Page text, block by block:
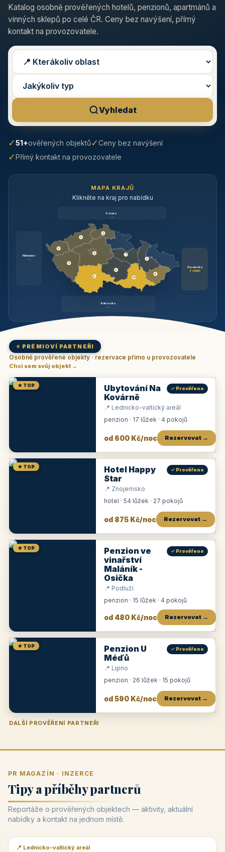
Katalog osobně prověřených hotelů, penzionů, apartmánů a
vinných sklepů po celé ČR. Ceny bez navýšení, přímý
kontakt na provozovatele.
Vyhledat
✓51+ověřených objektů✓Ceny bez navýšení
✓Přímý kontakt na provozovatele
MAPA KRAJŮ
Klikněte na kraj pro nabídku
Polsko
brzy
Německo
brzy
Slovensko
6 objektů
Rakousko
brzy
3
9
3
3
3
3
1
2
11
1
6
⭐ PRÉMIOVÍ PARTNEŘI
Osobně prověřené objekty · rezervace přímo u provozovatele
Chci sem svůj objekt →
★ TOP
Ubytování Na
Kovárně
✓ Prověřeno
📍 Lednicko-valtický areál
penzion · 17 lůžek · 4 pokojů
od 600 Kč/noc Rezervovat →
★ TOP
Hotel Happy
Star
✓ Prověřeno
📍 Znojemsko
hotel · 54 lůžek · 27 pokojů
od 875 Kč/noc Rezervovat →
★ TOP
Penzion ve
vinařství
Maláník -
Osička
✓ Prověřeno
📍 Podluží
penzion · 15 lůžek · 4 pokojů
od 480 Kč/noc Rezervovat →
★ TOP
Penzion U
Méďů
✓ Prověřeno
📍 Lipno
penzion · 26 lůžek · 15 pokojů
od 590 Kč/noc Rezervovat →
DALŠÍ PROVĚŘENÍ PARTNEŘI
Penzion U Zámku Pension Faber
PR MAGAZÍN · INZERCE
Tipy a příběhy partnerů
Reportáže o prověřených objektech — aktivity, aktuální
nabídky a kontakt na jednom místě.
📰 PR článek
📍 Lednicko-valtický areál